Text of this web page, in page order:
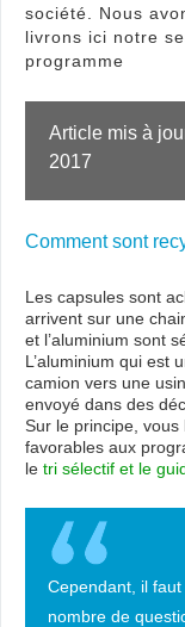
société. Nous
livrons ici notre
programme
Article mis à
2017
Comment sont
Les capsules sont
arrivent sur une
et l’aluminium sont
L’aluminium qui est
camion vers une
envoyé dans des
Sur le principe,
favorables aux
le tri sélectif et le
Cependant, il
nombre de